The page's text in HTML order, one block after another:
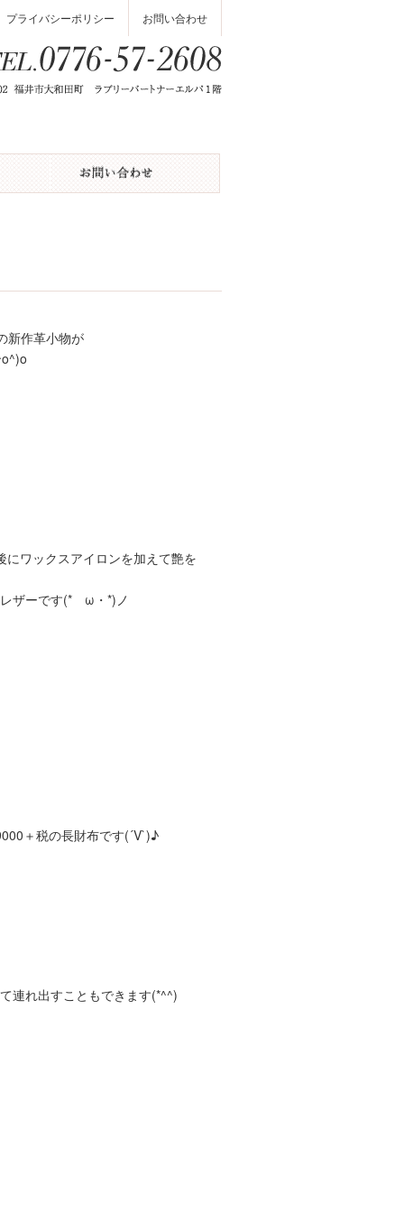
プライバシーポリシー お問い合わせ
新作革小物が
ワックスアイロンを加えて艶を
ザーです(*ゝω・*)ノ
＋税の長財布です(´V`)♪
連れ出すこともできます(*^^)